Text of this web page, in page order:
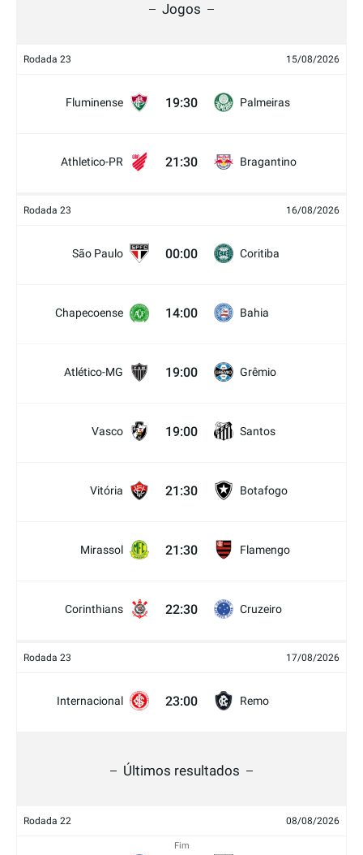
Jogos
Rodada 23 15/08/2026
Fluminense 19:30 Palmeiras
Athletico-PR 21:30 Bragantino
Rodada 23 16/08/2026
São Paulo 00:00 Coritiba
Chapecoense 14:00 Bahia
Atlético-MG 19:00 Grêmio
Vasco 19:00 Santos
Vitória 21:30 Botafogo
Mirassol 21:30 Flamengo
Corinthians 22:30 Cruzeiro
Rodada 23 17/08/2026
Internacional 23:00 Remo
Últimos resultados
Rodada 22 08/08/2026
Fim